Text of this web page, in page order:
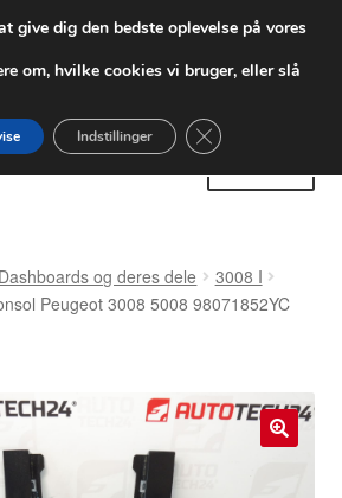
fra 55 kr.
forsendelse
02
Dashboards og deres dele
3008 I
Peugeot 3008 5008 98071852YC
give dig den bedste oplevelse på vores
om, hvilke cookies vi bruger, eller slå
Indstillinger Close GDPR